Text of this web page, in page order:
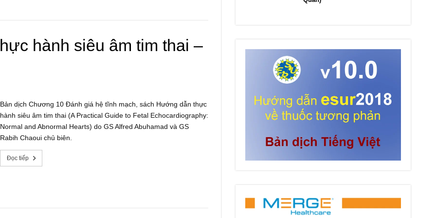
hành siêu âm tim thai –
Bản dịch Chương 10 Đánh giá hệ tĩnh mạch, sách Hướng dẫn thực
hành siêu âm tim thai (A Practical Guide to Fetal Echocardiography:
Normal and Abnormal Hearts) do GS Alfred Abuhamad và GS
Rabih Chaoui chủ biên.
Đọc tiếp